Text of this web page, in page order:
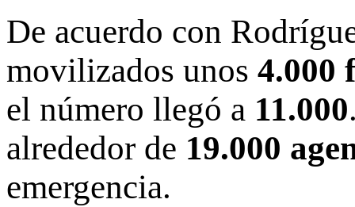
De acuerdo con
movilizados unos 4.000
el número llegó a 11.000
alrededor de 19.000
emergencia.